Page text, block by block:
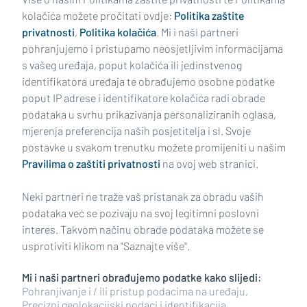
Impressum Uvjeti korištenja Politika privatnosti
Politika kolačića Kontakt Pritužbe Suradnici
Oglašavanje
RUBRIKE
BRODSKO-POSAVSKA ŽUPANIJA
kolačića možete pročitati ovdje: Politika zaštite
privatnosti, Politika kolačića. Mi i naši partneri
pohranjujemo i pristupamo neosjetljivim informacijama
s vašeg uređaja, poput kolačića ili jedinstvenog
identifikatora uređaja te obrađujemo osobne podatke
poput IP adrese i identifikatore kolačića radi obrade
podataka u svrhu prikazivanja personaliziranih oglasa,
mjerenja preferencija naših posjetitelja i sl. Svoje
postavke u svakom trenutku možete promijeniti u našim
Pravilima o zaštiti privatnosti na ovoj web stranici.
Neki partneri ne traže vaš pristanak za obradu vaših
podataka već se pozivaju na svoj legitimni poslovni
interes. Takvom načinu obrade podataka možete se
usprotiviti klikom na "Saznajte više".
Mi i naši partneri obrađujemo podatke kako slijedi:
Pohranjivanje i / ili pristup podacima na uređaju,